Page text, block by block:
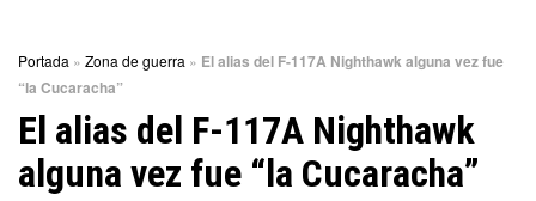
Portada » Zona de guerra » El alias del F-117A Nighthawk alguna vez fue
“la Cucaracha”
El alias del F-117A Nighthawk
alguna vez fue “la Cucaracha”